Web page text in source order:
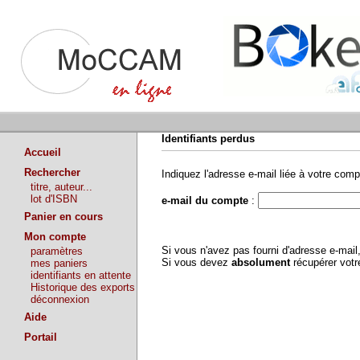
Accueil
Rechercher
titre, auteur...
lot d'ISBN
Panier en cours
Mon compte
paramètres
mes paniers
identifiants en attente
Historique des exports
déconnexion
Aide
Portail
Identifiants perdus
Indiquez l'adresse e-mail liée à votre
e-mail du compte :
Si vous n'avez pas fourni d'adresse e-
Si vous devez absolumentrécupérer